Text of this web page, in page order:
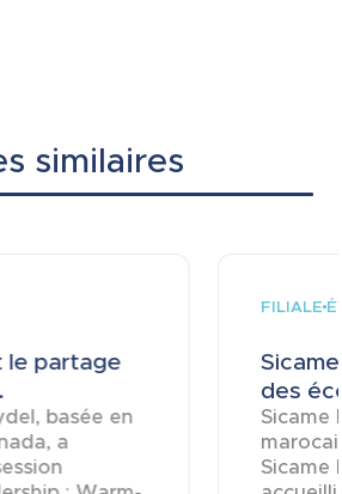
similaires
le partage
basée en
a
FILIALE
des
Sicame
Sicame